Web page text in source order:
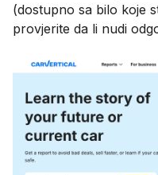
(dostupno sa bilo koje
provjerite da li nudi